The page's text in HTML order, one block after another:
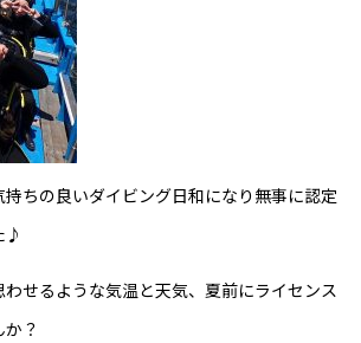
ちの良いダイビング日和になり無事に認定
♪
せるような気温と天気、夏前にライセンス
？